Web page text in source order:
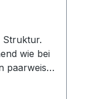
Struktur.
wie bei
paarweise